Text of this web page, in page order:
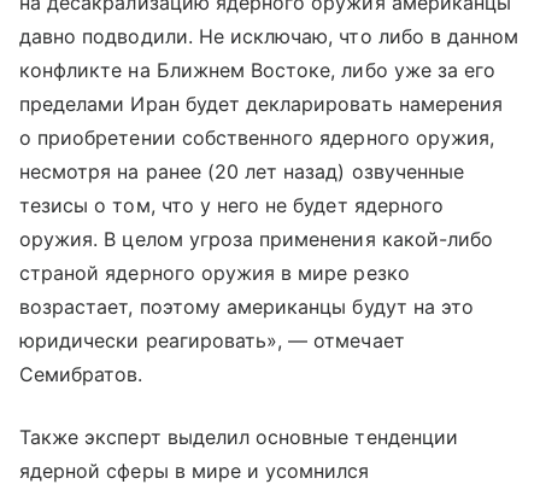
давно подводили. Не исключаю, что либо в данном
конфликте на Ближнем Востоке, либо уже за его
пределами Иран будет декларировать намерения
о приобретении собственного ядерного оружия,
несмотря на ранее (20 лет назад) озвученные
тезисы о том, что у него не будет ядерного
оружия. В целом угроза применения какой-либо
страной ядерного оружия в мире резко
возрастает, поэтому американцы будут на это
юридически реагировать», — отмечает
Семибратов.
Также эксперт выделил основные тенденции
ядерной сферы в мире и усомнился